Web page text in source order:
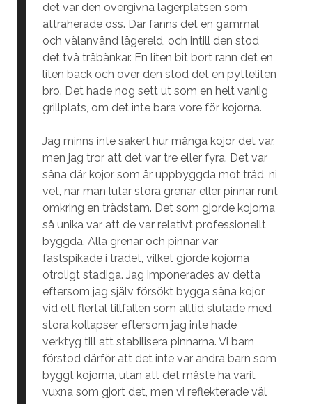
det var den övergivna lägerplatsen som
attraherade oss. Där fanns det en gammal
och välanvänd lägereld, och intill den stod
det två träbänkar. En liten bit bort rann det en
liten bäck och över den stod det en pytteliten
bro. Det hade nog sett ut som en helt vanlig
grillplats, om det inte bara vore för kojorna.
Jag minns inte säkert hur många kojor det var,
men jag tror att det var tre eller fyra. Det var
såna där kojor som är uppbyggda mot träd, ni
vet, när man lutar stora grenar eller pinnar runt
omkring en trädstam. Det som gjorde kojorna
så unika var att de var relativt professionellt
byggda. Alla grenar och pinnar var
fastspikade i trädet, vilket gjorde kojorna
otroligt stadiga. Jag imponerades av detta
eftersom jag själv försökt bygga såna kojor
vid ett flertal tillfällen som alltid slutade med
stora kollapser eftersom jag inte hade
verktyg till att stabilisera pinnarna. Vi barn
förstod därför att det inte var andra barn som
byggt kojorna, utan att det måste ha varit
vuxna som gjort det, men vi reflekterade väl